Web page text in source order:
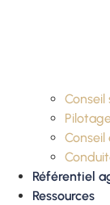
Conseil
Référentiel
Ressources